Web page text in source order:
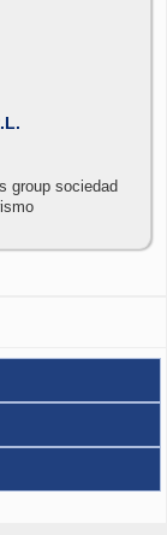
group sociedad